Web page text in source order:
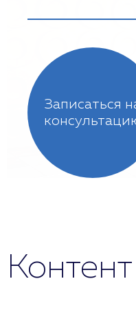
Записаться